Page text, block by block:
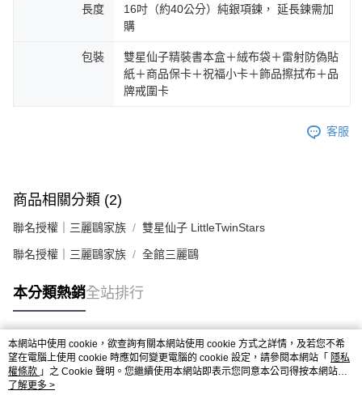
長度
16吋（約40公分）純銀項鍊， 延長鍊需加
購
包裝
雙星仙子精裝書本盒＋絨布袋＋雷射防偽貼
紙＋商品保卡＋祝福小卡＋飾品擦拭布＋品
牌戒圍卡
客服
商品相關分類 (2)
聯名授權｜三麗鷗家族 雙星仙子 LittleTwinStars
聯名授權｜三麗鷗家族 全館三麗鷗
本分類熱銷全站排行
熱門標籤
本網站中使用 cookie，欲查詢有關本網站使用 cookie 方式之詳情，及若您不希
望在電腦上使用 cookie 時應如何變更電腦的 cookie 設定，請參閱本網站「 隱私
權條款 」之 Cookie 聲明。您繼續使用本網站即表示您同意本公司得按本網站使
用條款之 Cookie 聲明使用 cookie。
了解更多 >